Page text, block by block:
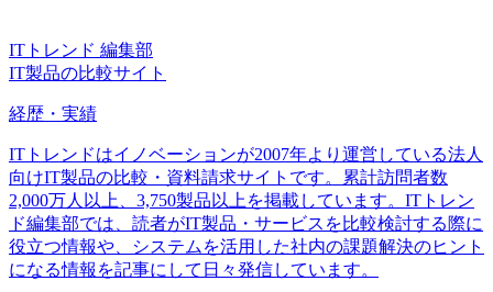
ITトレンド 編集部
IT製品の比較サイト
経歴・実績
ITトレンドはイノベーションが2007年より運営している法人
向けIT製品の比較・資料請求サイトです。累計訪問者数
2,000万人以上、3,750製品以上を掲載しています。ITトレン
ド編集部では、読者がIT製品・サービスを比較検討する際に
役立つ情報や、システムを活用した社内の課題解決のヒント
になる情報を記事にして日々発信しています。